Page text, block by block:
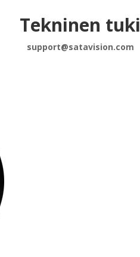
Tekninen tuki
support@satavision.com